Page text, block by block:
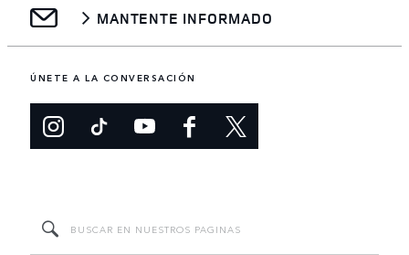
MANTENTE INFORMADO
ÚNETE A LA CONVERSACIÓN